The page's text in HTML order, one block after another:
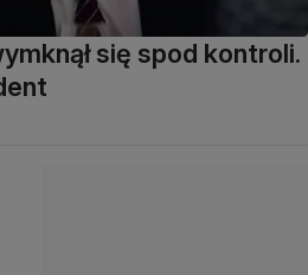
się spod kontroli.